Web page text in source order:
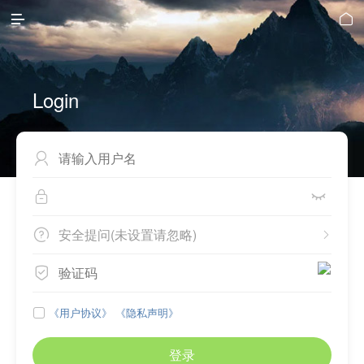
 
Login

 
 
安全提问(未设置请忽略)

 《用户协议》 《隐私声明》
登录